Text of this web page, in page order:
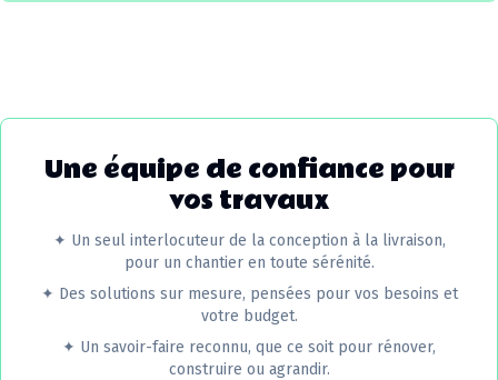
Une équipe de confiance pour
vos travaux
✦ Un seul interlocuteur de la conception à la livraison,
pour un chantier en toute sérénité.
✦ Des solutions sur mesure, pensées pour vos besoins et
votre budget.
✦ Un savoir-faire reconnu, que ce soit pour rénover,
construire ou agrandir.